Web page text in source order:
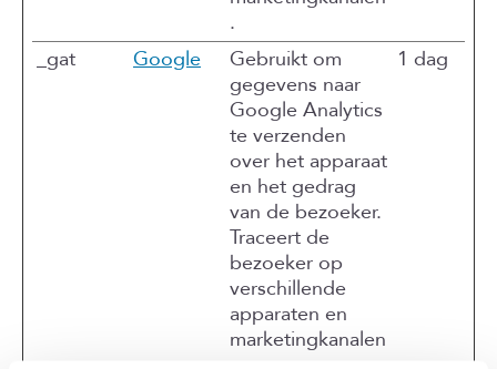
.
_gat Google
Gebruikt om
gegevens naar
Google Analytics
te verzenden
over het apparaat
en het gedrag
van de bezoeker.
Traceert de
bezoeker op
verschillende
apparaten en
marketingkanalen
1 dag